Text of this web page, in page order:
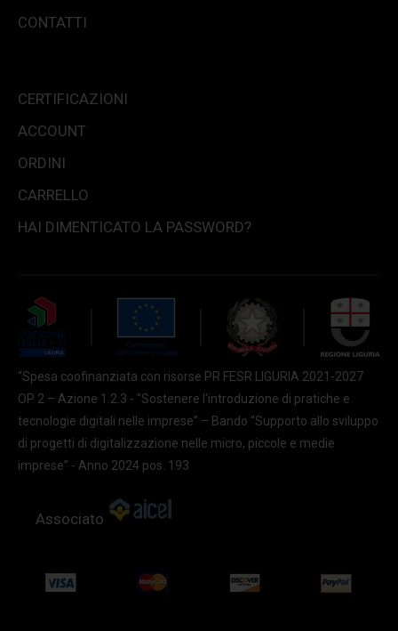
CONTATTI
CERTIFICAZIONI
ACCOUNT
ORDINI
CARRELLO
HAI DIMENTICATO LA PASSWORD?
“Spesa coofinanziata con risorse PR FESR LIGURIA 2021-2027
OP 2 – Azione 1.2.3 - "Sostenere l'introduzione di pratiche e
tecnologie digitali nelle imprese” – Bando “Supporto allo sviluppo
di progetti di digitalizzazione nelle micro, piccole e medie
imprese” - Anno 2024 pos. 193
Associato